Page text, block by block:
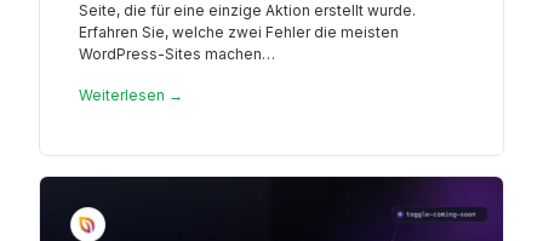
Seite, die für eine einzige Aktion erstellt wurde.
Erfahren Sie, welche zwei Fehler die meisten
WordPress-Sites machen…
Weiterlesen →